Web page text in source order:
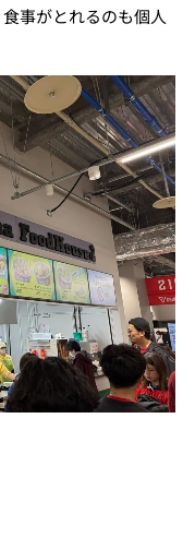
事がとれるのも個人